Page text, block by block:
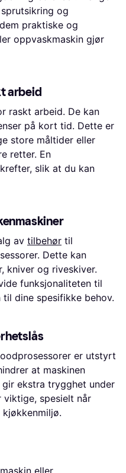
og
praktiske og
oppvaskmaskin gjør
arbeid
raskt arbeid. De kan
på kort tid. Dette er
store måltider eller
retter. En
slik at du kan
av tilbehør til
Dette kan
kniver og riveskiver.
funksjonaliteten til
dine spesifikke behov.
er utstyrt
at maskinen
ekstra trygghet under
viktige, spesielt når